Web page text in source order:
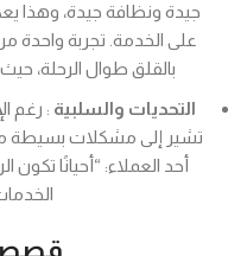
جيدة ونظافة جيدة، وهذا
على الخدمة. تجربة واحدة
بالقلق طوال الرحلة،
التحديات والسلبية : رغم
تشير إلى مشكلات بسيطة
أحد العملاء: “أحيانًا